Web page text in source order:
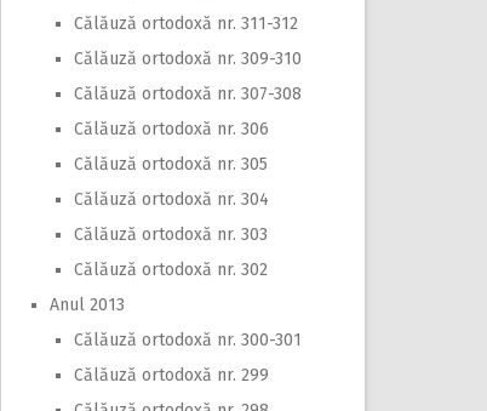
Călăuză ortodoxă nr. 311-312
Călăuză ortodoxă nr. 309-310
Călăuză ortodoxă nr. 307-308
Călăuză ortodoxă nr. 306
Călăuză ortodoxă nr. 305
Călăuză ortodoxă nr. 304
Călăuză ortodoxă nr. 303
Călăuză ortodoxă nr. 302
Anul 2013
Călăuză ortodoxă nr. 300-301
Călăuză ortodoxă nr. 299